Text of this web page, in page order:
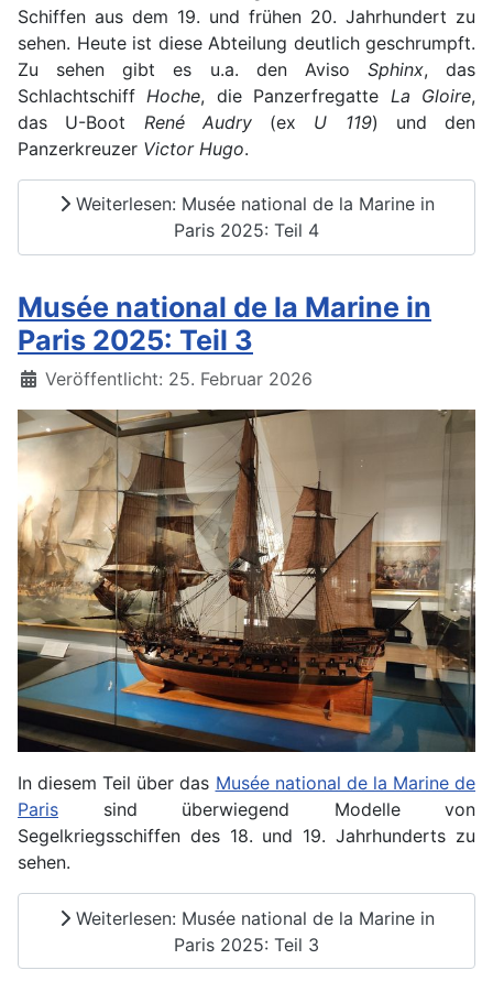
Schiffen aus dem 19. und frühen 20. Jahrhundert zu
sehen. Heute ist diese Abteilung deutlich geschrumpft.
Zu sehen gibt es u.a. den Aviso Sphinx, das
Schlachtschiff Hoche, die Panzerfregatte La Gloire,
das U-Boot René Audry(ex U 119) und den
Panzerkreuzer Victor Hugo.
Weiterlesen: Musée national de la Marine in
Paris 2025: Teil 4
Musée national de la Marine in
Paris 2025: Teil 3
Details
Veröffentlicht: 25. Februar 2026
In diesem Teil über das Musée national de la Marine de
Paris sind überwiegend Modelle von
Segelkriegsschiffen des 18. und 19. Jahrhunderts zu
sehen.
Weiterlesen: Musée national de la Marine in
Paris 2025: Teil 3